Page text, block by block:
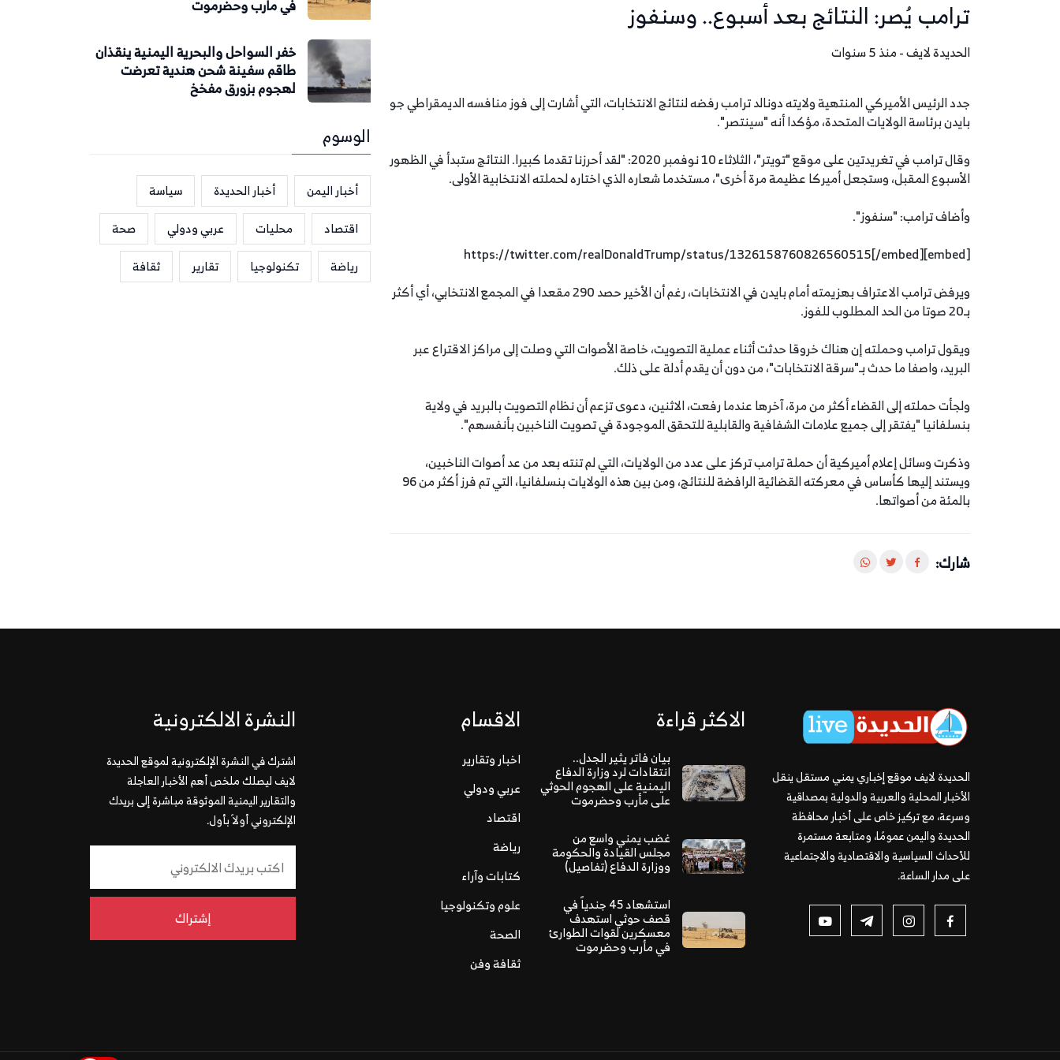
ترامب يُصر: النتائج بعد أسبوع.. وسنفوز
الحديدة لايف - منذ 5 سنوات
جدد الرئيس الأميركي المنتهية ولايته دونالد ترامب رفضه لنتائج الانتخابات، التي أشارت إلى فوز منافسه الديمقراطي جو
بايدن برئاسة الولايات المتحدة، مؤكدا أنه "سينتصر".
وقال ترامب في تغريدتين على موقع "تويتر"، الثلاثاء 10 نوفمبر 2020: "لقد أحرزنا تقدما كبيرا. النتائج ستبدأ في الظهور
الأسبوع المقبل، وستجعل أميركا عظيمة مرة أخرى"، مستخدما شعاره الذي اختاره لحملته الانتخابية الأولى.
وأضاف ترامب: "سنفوز".
[embed]https://twitter.com/realDonaldTrump/status/1326158760826560515[/embed]
ويرفض ترامب الاعتراف بهزيمته أمام بايدن في الانتخابات، رغم أن الأخير حصد 290 مقعدا في المجمع الانتخابي، أي أكثر
بـ20 صوتا من الحد المطلوب للفوز.
ويقول ترامب وحملته إن هناك خروقا حدثت أثناء عملية التصويت، خاصة الأصوات التي وصلت إلى مراكز الاقتراع عبر
البريد، واصفا ما حدث بـ"سرقة الانتخابات"، من دون أن يقدم أدلة على ذلك.
ولجأت حملته إلى القضاء أكثر من مرة، آخرها عندما رفعت، الاثنين، دعوى تزعم أن نظام التصويت بالبريد في ولاية
بنسلفانيا "يفتقر إلى جميع علامات الشفافية والقابلية للتحقق الموجودة في تصويت الناخبين بأنفسهم".
وذكرت وسائل إعلام أميركية أن حملة ترامب تركز على عدد من الولايات، التي لم تنته بعد من عد أصوات الناخبين،
ويستند إليها كأساس في معركته القضائية الرافضة للنتائج، ومن بين هذه الولايات بنسلفانيا، التي تم فرز أكثر من 96
بالمئة من أصواتها.
شارك:
في مأرب وحضرموت
خفر السواحل والبحرية اليمنية ينقذان
طاقم سفينة شحن هندية تعرضت
لهجوم بزورق مفخخ
الوسوم
أخبار اليمن أخبار الحديدة
سياسة
اقتصاد
محليات عربي ودولي
صحة
رياضة
تكنولوجيا تقارير ثقافة
الحديدة لايف موقع إخباري يمني مستقل ينقل
الأخبار المحلية والعربية والدولية بمصداقية
وسرعة، مع تركيز خاص على أخبار محافظة
الحديدة واليمن عمومًا، ومتابعة مستمرة
للأحداث السياسية والاقتصادية والاجتماعية
على مدار الساعة.
الاكثر قراءة
بيان فاتر يثير الجدل..
انتقادات لرد وزارة الدفاع
اليمنية على الهجوم الحوثي
على مأرب وحضرموت
غضب يمني واسع من
مجلس القيادة والحكومة
ووزارة الدفاع (تفاصيل)
استشهاد 45 جندياً في
قصف حوثي استهدف
معسكرين لقوات الطوارئ
في مأرب وحضرموت
الاقسام
اخبار وتقارير
عربي ودولي
اقتصاد
رياضة
كتابات وآراء
علوم وتكنولوجيا
الصحة
ثقافة وفن
النشرة الالكترونية
اشترك في النشرة الإلكترونية لموقع الحديدة
لايف ليصلك ملخص أهم الأخبار العاجلة
والتقارير اليمنية الموثوقة مباشرة إلى بريدك
الإلكتروني أولاً بأول.
إشتراك